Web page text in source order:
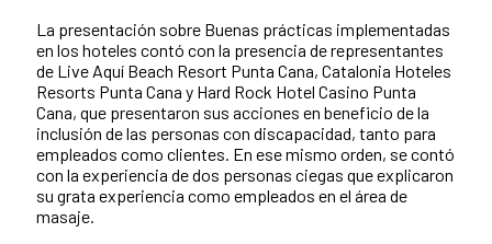
La presentación sobre Buenas prácticas implementadas
en los hoteles contó con la presencia de representantes
de Live Aquí Beach Resort Punta Cana, Catalonia Hoteles
Resorts Punta Cana y Hard Rock Hotel Casino Punta
Cana, que presentaron sus acciones en beneficio de la
inclusión de las personas con discapacidad, tanto para
empleados como clientes. En ese mismo orden, se contó
con la experiencia de dos personas ciegas que explicaron
su grata experiencia como empleados en el área de
masaje.